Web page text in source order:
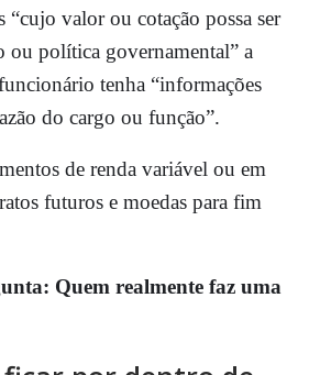
“cujo valor ou cotação possa ser
ou política governamental” a
tenha “informações
do cargo ou função”.
de renda variável ou em
futuros e moedas para fim
Quem realmente faz uma